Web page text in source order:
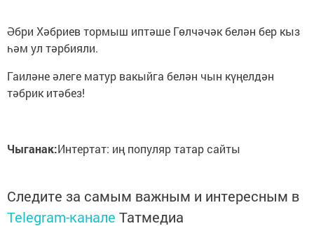
Әбри Хәбриев тормыш иптәше Гөлчәчәк белән бер кыз
һәм ул тәрбияли.
Гаиләне әлеге матур вакыйга белән чын күңелдән
тәбрик итәбез!
Чыганак:Интертат: иң популяр татар сайты
Следите за самым важным и интересным в
Telegram-канале Татмедиа